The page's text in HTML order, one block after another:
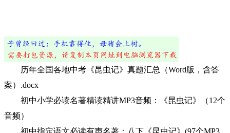
历年全国各地中考《昆虫记》真题汇总（Word版，含答
案）.docx
初中小学必读名著精读精讲MP3音频：《昆虫记》（12个
音频）
初中指定语文必读有声名著：八下《昆虫记》(97个MP3